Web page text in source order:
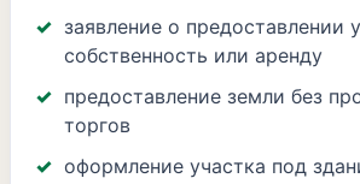
заявление о предоставлении
собственность или аренду
предоставление земли без
торгов
оформление участка под